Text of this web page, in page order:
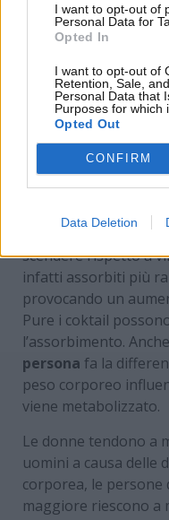
I want to opt-out of
Personal Data for
Opted In
I want to opt-out of
Retention, Sale,
Personal Data that
Purposes for which
Opted Out
CONFIRM
Data Deletion
Cosa incide sulla
genere di
vodka, whisky o rum
scendere rispetto a
infatti assorbiti più
provocando un
Pure i coktail
l’assorbimento. Anche
persona fa la
peso corporeo
viene metabolizzato.
Le donne tendono a
uomini a causa delle
corporea, le persone
maggiore riescono a